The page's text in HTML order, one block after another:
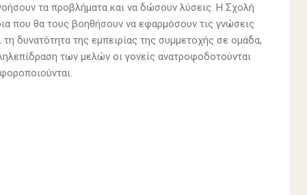
τα προβλήματα και να δώσουν λύσεις. Η Σχολή
που θα τους βοηθήσουν να εφαρμόσουν τις γνώσεις
δυνατότητα της εμπειρίας της συμμετοχής σε ομάδα,
των μελών οι γονείς ανατροφοδοτούνται